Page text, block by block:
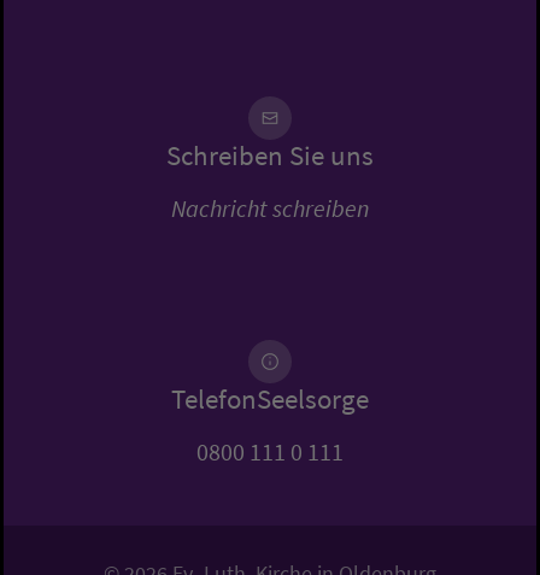
Schreiben Sie uns
Nachricht schreiben
TelefonSeelsorge
0800 111 0 111